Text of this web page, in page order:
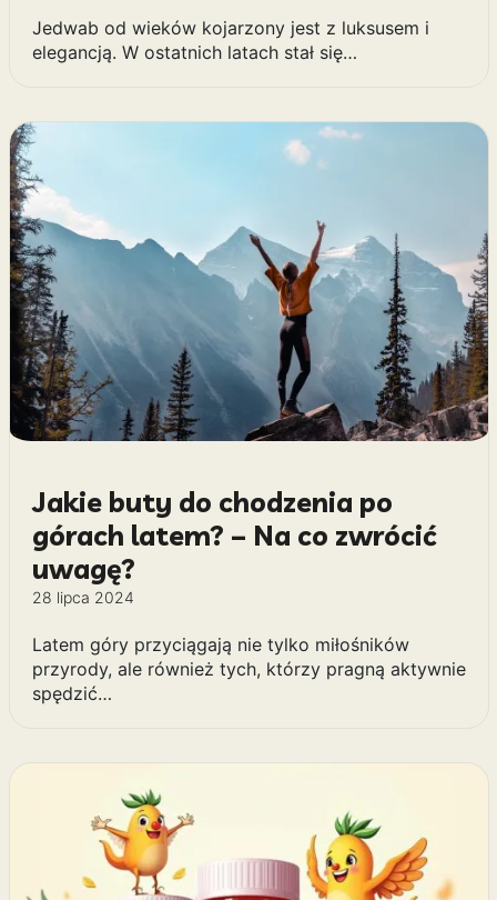
Jedwab od wieków kojarzony jest z luksusem i
elegancją. W ostatnich latach stał się…
Jakie buty do chodzenia po
górach latem? – Na co zwrócić
uwagę?
28 lipca 2024
Latem góry przyciągają nie tylko miłośników
przyrody, ale również tych, którzy pragną aktywnie
spędzić…